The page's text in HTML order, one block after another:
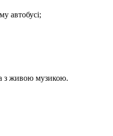
автобусі;
з живою музикою.